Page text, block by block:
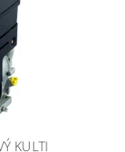
KULTI